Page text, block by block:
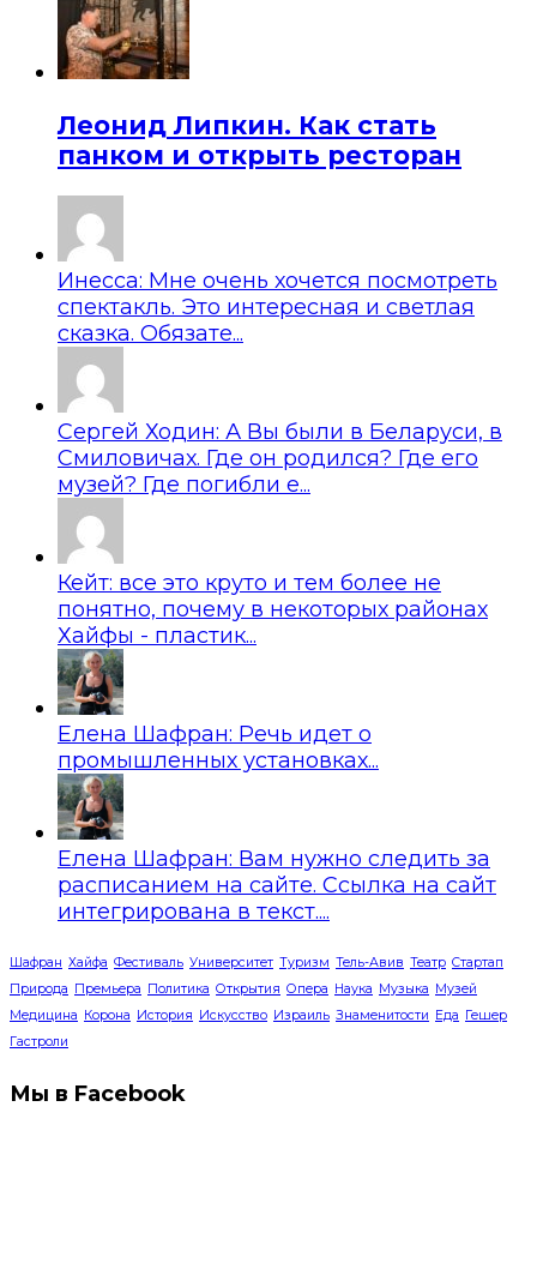
Леонид Липкин. Как стать
панком и открыть ресторан
Инесса: Мне очень хочется посмотреть
спектакль. Это интересная и светлая
сказка. Обязате...
Сергей Ходин: А Вы были в Беларуси, в
Смиловичах. Где он родился? Где его
музей? Где погибли е...
Кейт: все это круто и тем более не
понятно, почему в некоторых районах
Хайфы - пластик...
Елена Шафран: Речь идет о
промышленных установках...
Елена Шафран: Вам нужно следить за
расписанием на сайте. Ссылка на сайт
интегрирована в текст....
Шафран Хайфа Фестиваль Университет Туризм Тель-Авив Театр Стартап
Природа Премьера Политика Открытия Опера Наука Музыка Музей
Медицина Корона История Искусство Израиль Знаменитости Еда Гешер
Гастроли
Мы в Facebook